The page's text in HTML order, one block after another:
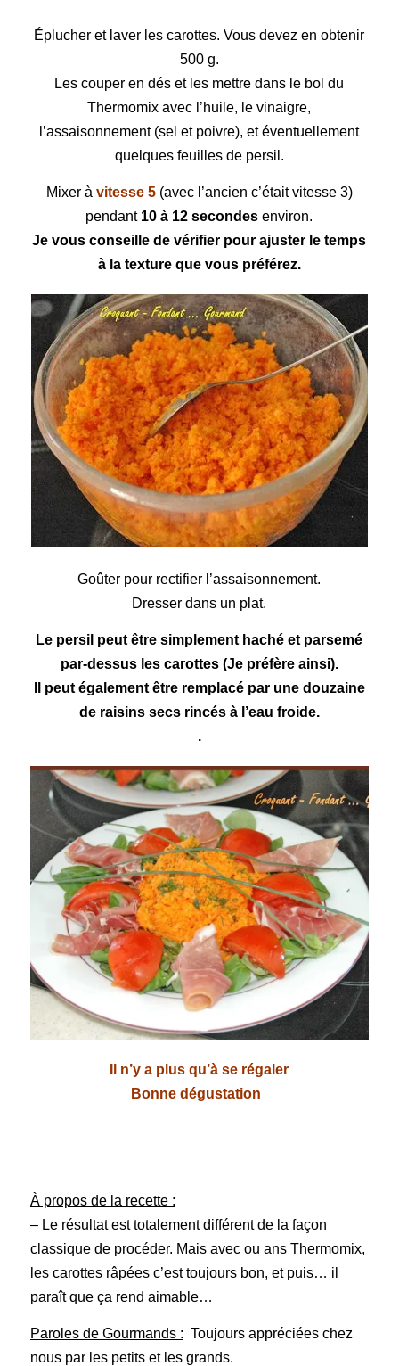
Éplucher et laver les carottes. Vous devez en obtenir
500 g.
Les couper en dés et les mettre dans le bol du
Thermomix avec l’huile, le vinaigre,
l’assaisonnement (sel et poivre), et éventuellement
quelques feuilles de persil.
Mixer à vitesse 5(avec l’ancien c’était vitesse 3)
pendant 10 à 12 secondes environ.
Je vous conseille de vérifier pour ajuster le temps
à la texture que vous préférez.
Goûter pour rectifier l’assaisonnement.
Dresser dans un plat.
Le persil peut être simplement haché et parsemé
par-dessus les carottes (Je préfère ainsi).
Il peut également être remplacé par une douzaine
de raisins secs rincés à l’eau froide.
.
Il n’y a plus qu’à se régaler
Bonne dégustation
À propos de la recette :
– Le résultat est totalement différent de la façon
classique de procéder. Mais avec ou ans Thermomix,
les carottes râpées c’est toujours bon, et puis… il
paraît que ça rend aimable…
Paroles de Gourmands : Toujours appréciées chez
nous par les petits et les grands.